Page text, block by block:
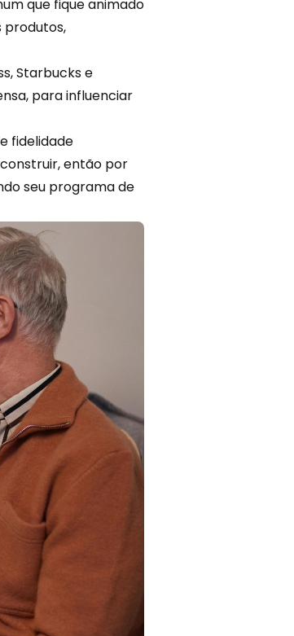
que fique animado
produtos,
Starbucks e
para influenciar
fidelidade
então por
seu programa de